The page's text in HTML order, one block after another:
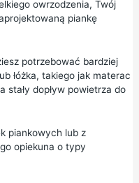
owrzodzenia, Twój
piankę
potrzebować bardziej
łóżka, takiego jak materac
stały dopływ powietrza do
piankowych lub z
opiekuna o typy